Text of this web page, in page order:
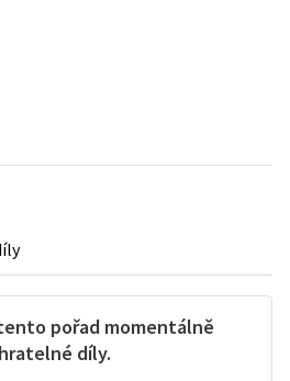
pořad momentálně
díly.